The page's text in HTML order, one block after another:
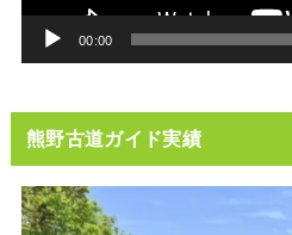
00:00
熊野古道ガイド実績